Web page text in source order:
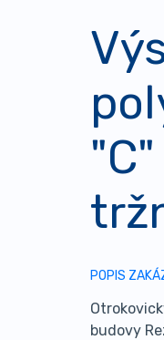
POPIS
budovy